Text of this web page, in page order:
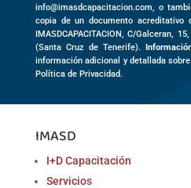
info@imasdcapacitacion.com, o
copia de un documento
IMASDCAPACITACION,C/Galceran, 15
(Santa Cruz de Tenerife).
información adicional y detallada
Política de Privacidad.
IMASD
I+D Capacitación
Servicios